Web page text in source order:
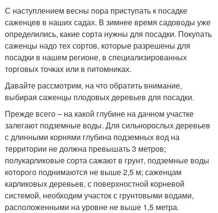
С наступлением весны пора приступать к посадке
саженцев в наших садах. В зимнее время садоводы уже
определились, какие сорта нужны для посадки. Покупать
саженцы надо тех сортов, которые разрешены для
посадки в нашем регионе, в специализированных
торговых точках или в питомниках.
Давайте рассмотрим, на что обратить внимание,
выбирая саженцы плодовых деревьев для посадки.
Прежде всего – на какой глубине на дачном участке
залегают подземные воды. Для сильнорослых деревьев
с длинными корнями глубина подземных вод на
территории не должна превышать 3 метров;
полукарликовые сорта сажают в грунт, подземные воды
которого поднимаются не выше 2,5 м; саженцам
карликовых деревьев, с поверхностной корневой
системой, необходим участок с грунтовыми водами,
расположенными на уровне не выше 1,5 метра.